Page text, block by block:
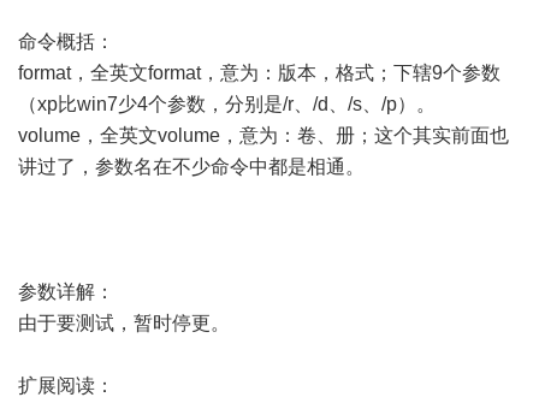
命令概括：
format，全英文format，意为：版本，格式；下辖9个参数
（xp比win7少4个参数，分别是/r、/d、/s、/p）。
volume，全英文volume，意为：卷、册；这个其实前面也
讲过了，参数名在不少命令中都是相通。
参数详解：
由于要测试，暂时停更。
扩展阅读：